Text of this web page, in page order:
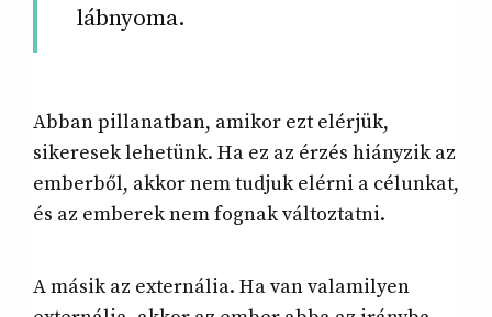
lábnyoma.
Abban pillanatban, amikor ezt elérjük,
sikeresek lehetünk. Ha ez az érzés hiányzik az
emberből, akkor nem tudjuk elérni a célunkat,
és az emberek nem fognak változtatni.
A másik az externália. Ha van valamilyen